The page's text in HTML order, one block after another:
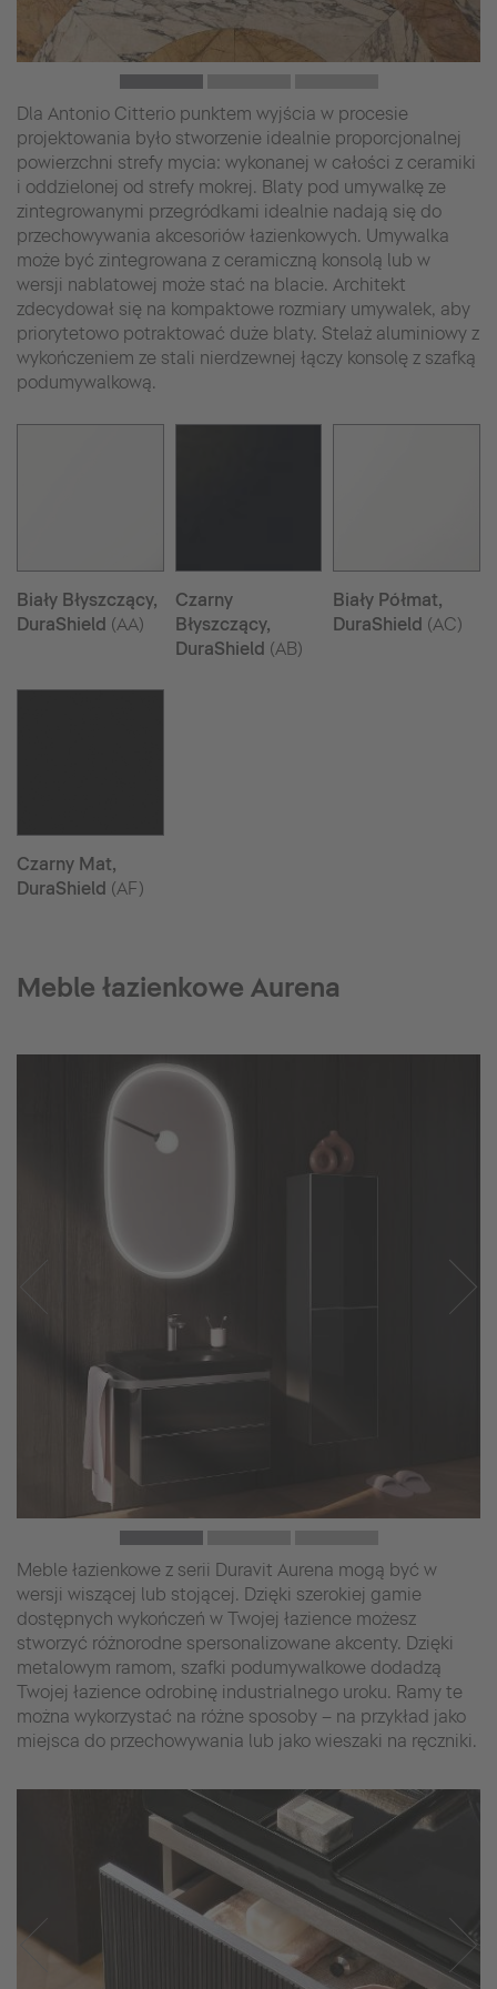
Dla Antonio Citterio punktem wyjścia w procesie
projektowania było stworzenie idealnie proporcjonalnej
powierzchni strefy mycia: wykonanej w całości z ceramiki
i oddzielonej od strefy mokrej. Blaty pod umywalkę ze
zintegrowanymi przegródkami idealnie nadają się do
przechowywania akcesoriów łazienkowych. Umywalka
może być zintegrowana z ceramiczną konsolą lub w
wersji nablatowej może stać na blacie. Architekt
zdecydował się na kompaktowe rozmiary umywalek, aby
priorytetowo potraktować duże blaty. Stelaż aluminiowy z
wykończeniem ze stali nierdzewnej łączy konsolę z szafką
podumywalkową.
Biały Błyszczący,
DuraShield (AA)
Czarny
Błyszczący,
DuraShield (AB)
Biały Półmat,
DuraShield (AC)
Czarny Mat,
DuraShield (AF)
Meble łazienkowe Aurena
Meble łazienkowe z serii Duravit Aurena mogą być w
wersji wiszącej lub stojącej. Dzięki szerokiej gamie
dostępnych wykończeń w Twojej łazience możesz
stworzyć różnorodne spersonalizowane akcenty. Dzięki
metalowym ramom, szafki podumywalkowe dodadzą
Twojej łazience odrobinę industrialnego uroku. Ramy te
można wykorzystać na różne sposoby – na przykład jako
miejsca do przechowywania lub jako wieszaki na ręczniki.